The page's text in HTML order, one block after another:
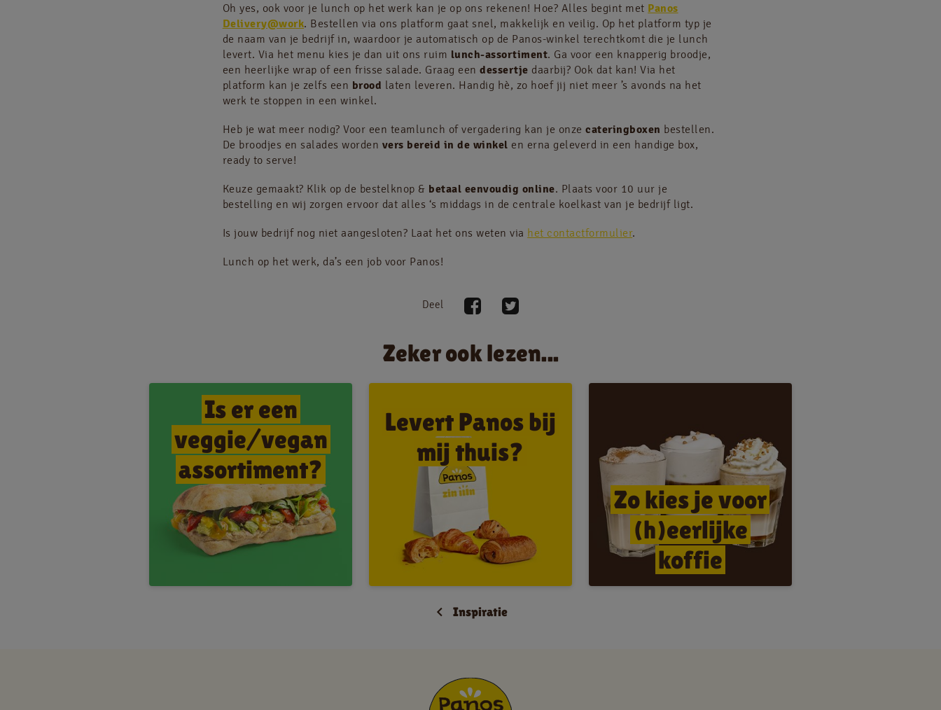
Oh yes, ook voor je lunch op het werk kan je op ons rekenen! Hoe? Alles begint met Panos
Delivery@work. Bestellen via ons platform gaat snel, makkelijk en veilig. Op het platform typ je
de naam van je bedrijf in, waardoor je automatisch op de Panos-winkel terechtkomt die je lunch
levert. Via het menu kies je dan uit ons ruim lunch-assortiment. Ga voor een knapperig broodje,
een heerlijke wrap of een frisse salade. Graag eendessertje daarbij? Ook dat kan! Via het
platform kan je zelfs een brood laten leveren. Handig hè, zo hoef jij niet meer ’s avonds na het
werk te stoppen in een winkel.
Heb je wat meer nodig? Voor een teamlunch of vergadering kan je onzecateringboxen bestellen.
De broodjes en salades worden vers bereid in de winkel en erna geleverd in een handige box,
ready to serve!
Keuze gemaakt? Klik op de bestelknop & betaal eenvoudig online. Plaats voor 10 uur je
bestelling en wij zorgen ervoor dat alles ‘s middags in de centrale koelkast van je bedrijf ligt.
Is jouw bedrijf nog niet aangesloten? Laat het ons weten via het contactformulier.
Lunch op het werk, da’s een job voor Panos!
Deel
Zeker ook lezen...
Is er een
veggie/vegan
assortiment?
Levert Panos bij
mij thuis?
Zo kies je voor
(h)eerlijke
koffie
Inspiratie